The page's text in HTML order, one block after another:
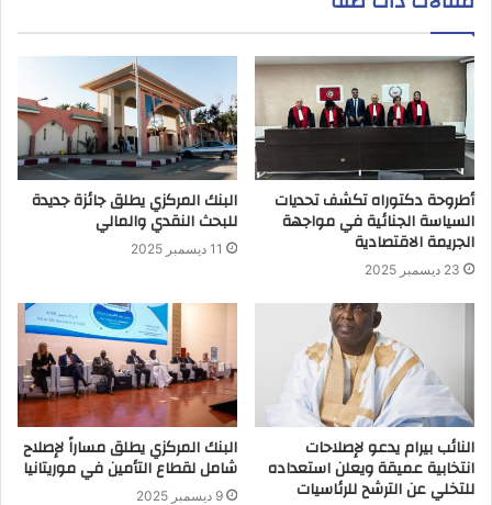
أطروحة دكتوراه تكشف تحديات
السياسة الجنائية في مواجهة
الجريمة الاقتصادية
23 ديسمبر 2025
البنك المركزي يطلق جائزة جديدة
للبحث النقدي والمالي
11 ديسمبر 2025
النائب بيرام يدعو لإصلاحات
انتخابية عميقة ويعلن استعداده
للتخلي عن الترشح للرئاسيات
البنك المركزي يطلق مساراً لإصلاح
شامل لقطاع التأمين في موريتانيا
9 ديسمبر 2025